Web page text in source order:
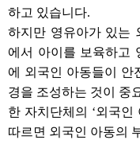
하고 있습니다.
하지만 영유아가 있는
에서 아이를 보육하고
에 외국인 아동들이 안
경을 조성하는 것이 중
한 자치단체의 ‘외국인
따르면 외국인 아동의